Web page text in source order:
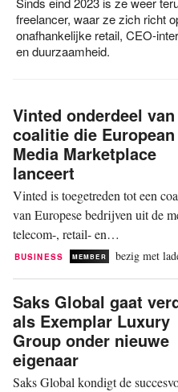
freelancer, waar ze zich richt
onafhankelijke retail, CEO-
en duurzaamheid.
Vinted onderdeel van
coalitie die European
Media Marketplace
lanceert
Vinted is toegetreden tot een
van Europese bedrijven uit de
telecom-, retail- en
advertentietechnologiesector.
initiatief, gelanceerd op 7 juli,
een verandering in de manier
adverteerders, bureaus en
campagnes activeren en met...
BUSINESS MEMBER bezig met
Saks Global gaat
als Exemplar Luxury
Group onder nieuwe
eigenaar
Saks Global kondigt de